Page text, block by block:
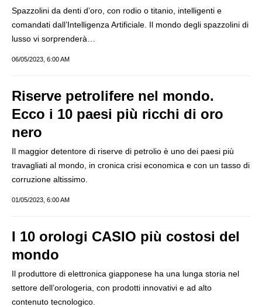
Spazzolini da denti d’oro, con rodio o titanio, intelligenti e
comandati dall’Intelligenza Artificiale. Il mondo degli spazzolini di
lusso vi sorprenderà…
06/05/2023, 6:00 AM
Riserve petrolifere nel mondo.
Ecco i 10 paesi più ricchi di oro
nero
Il maggior detentore di riserve di petrolio è uno dei paesi più
travagliati al mondo, in cronica crisi economica e con un tasso di
corruzione altissimo.
01/05/2023, 6:00 AM
I 10 orologi CASIO più costosi del
mondo
Il produttore di elettronica giapponese ha una lunga storia nel
settore dell’orologeria, con prodotti innovativi e ad alto
contenuto tecnologico.